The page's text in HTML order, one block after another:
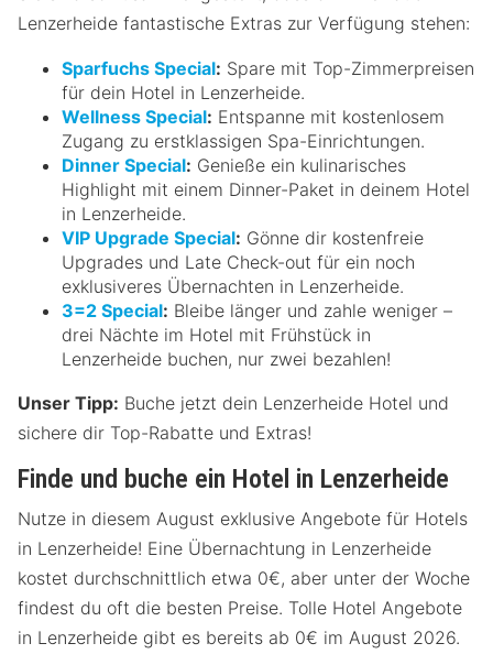
Lenzerheide fantastische Extras zur Verfügung stehen:
Sparfuchs Special: Spare mit Top-Zimmerpreisen
für dein Hotel in Lenzerheide.
Wellness Special: Entspanne mit kostenlosem
Zugang zu erstklassigen Spa-Einrichtungen.
Dinner Special: Genieße ein kulinarisches
Highlight mit einem Dinner-Paket in deinem Hotel
in Lenzerheide.
VIP Upgrade Special: Gönne dir kostenfreie
Upgrades und Late Check-out für ein noch
exklusiveres Übernachten in Lenzerheide.
3=2 Special: Bleibe länger und zahle weniger –
drei Nächte im Hotel mit Frühstück in
Lenzerheide buchen, nur zwei bezahlen!
Unser Tipp: Buche jetzt dein Lenzerheide Hotel und
sichere dir Top-Rabatte und Extras!
Finde und buche ein Hotel in Lenzerheide
Nutze in diesem August exklusive Angebote für Hotels
in Lenzerheide! Eine Übernachtung in Lenzerheide
kostet durchschnittlich etwa 0€, aber unter der Woche
findest du oft die besten Preise. Tolle Hotel Angebote
in Lenzerheide gibt es bereits ab 0€ im August 2026.